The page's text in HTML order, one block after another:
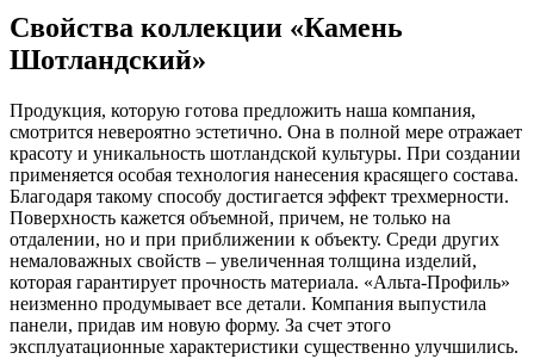
Свойства коллекции «Камень
Шотландский»
Продукция, которую готова предложить наша компания,
смотрится невероятно эстетично. Она в полной мере отражает
красоту и уникальность шотландской культуры. При создании
применяется особая технология нанесения красящего состава.
Благодаря такому способу достигается эффект трехмерности.
Поверхность кажется объемной, причем, не только на
отдалении, но и при приближении к объекту. Среди других
немаловажных свойств – увеличенная толщина изделий,
которая гарантирует прочность материала. «Альта-Профиль»
неизменно продумывает все детали. Компания выпустила
панели, придав им новую форму. За счет этого
эксплуатационные характеристики существенно улучшились.